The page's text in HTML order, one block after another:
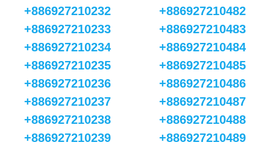
+886927210232
+886927210233
+886927210234
+886927210235
+886927210236
+886927210237
+886927210238
+886927210239
+886927210482
+886927210483
+886927210484
+886927210485
+886927210486
+886927210487
+886927210488
+886927210489